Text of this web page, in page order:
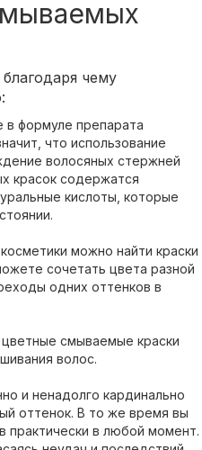
благодаря чему
в формуле препарата
что использование
волосяных стержней
красок содержатся
кислоты, которые
можно найти краски
сочетать цвета разной
одних оттенков в
смываемые краски
волос.
и ненадолго кардинально
оттенок. В то же время вы
практически в любой момент.